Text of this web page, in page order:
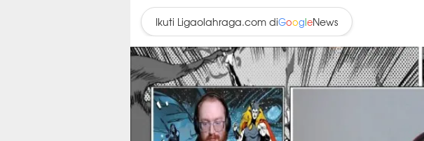
Ikuti Ligaolahraga.com diGoogleNews